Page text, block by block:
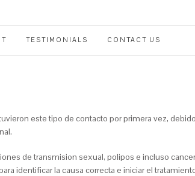
TESTIMONIALS CONTACT US
este tipo de contacto por primera vez,
de transmision sexual, polipos e incluso
identificar la causa correcta e iniciar el